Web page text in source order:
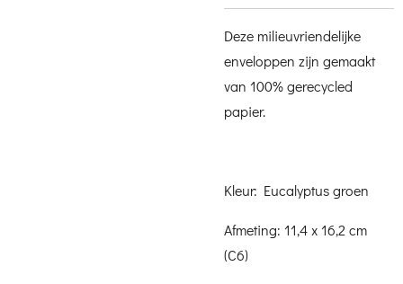
Deze milieuvriendelijke
enveloppen zijn gemaakt
van 100% gerecycled
papier.
Kleur: Eucalyptus groen
Afmeting: 11,4 x 16,2 cm
(C6)